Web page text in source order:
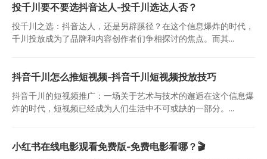
投千川要不要选抖音达人-投千川选达人否？
投千川之选：抖音达人，还是另辟蹊径？在这个信息爆炸的时代，
千川投放成为了品牌和内容创作者们争相探讨的焦点。而其...
抖音千川怎么推短视频-抖音千川短视频投放技巧
抖音千川的短视频推广：一场关于艺术与技术的邂逅在这个信息爆
炸的时代，短视频已经成为人们生活中不可或缺的一部分。...
小红书在线电影观看免费版-免费电影看哪？🎬